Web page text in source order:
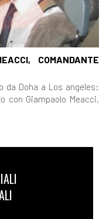
COMANDANTE
da Doha a Los angeles:
con Giampaolo Meacci,